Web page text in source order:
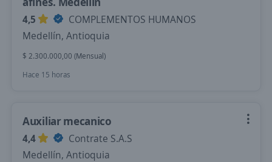
4,5
COMPLEMENTOS HUMANOS
Medellín, Antioquia
$ 2.300.000,00 (Mensual)
Hace 15 horas
Auxiliar mecanico
4,4
Contrate S.A.S
Medellín, Antioquia